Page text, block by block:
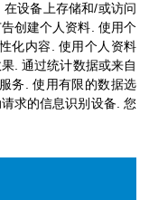
在设备上存储和/或访问
创建个人资料 使用个
化内容
使用个人资料
. 通过统计数据或来自
务 .使用有限的数据选
求的信息识别设备 .您